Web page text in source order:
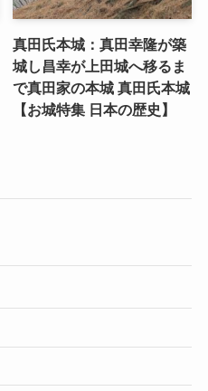
真田氏本城：真田幸隆が築
城し昌幸が上田城へ移るま
で真田家の本城 真田氏本城
【お城特集 日本の歴史】